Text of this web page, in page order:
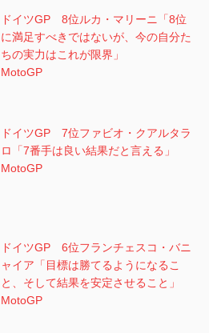
ドイツGP 8位ルカ・マリーニ「8位
に満足すべきではないが、今の自分た
ちの実力はこれが限界」
MotoGP
ドイツGP 7位ファビオ・クアルタラ
ロ「7番手は良い結果だと言える」
MotoGP
ドイツGP 6位フランチェスコ・バニ
ャイア「目標は勝てるようになるこ
と、そして結果を安定させること」
MotoGP